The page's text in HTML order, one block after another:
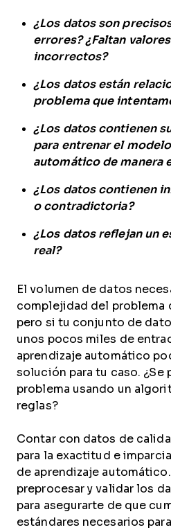
¿Los datos son
errores? ¿Faltan
incorrectos?
¿Los datos están
problema que
¿Los datos contienen
para entrenar el
automático de manera
¿Los datos contienen
o contradictoria?
¿Los datos reflejan un
real?
El volumen de datos
complejidad del problema
pero si tu conjunto de
unos pocos miles de
aprendizaje automático
solución para tu caso. ¿Se
problema usando un
reglas?
Contar con datos de
para la exactitud e
de aprendizaje automático.
preprocesar y validar los
para asegurarte de que
estándares necesarios